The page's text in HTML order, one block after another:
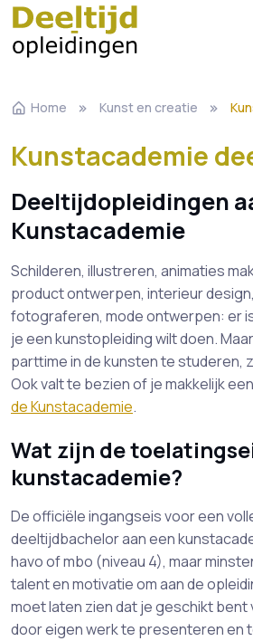
Home Kunst en creatie
Kunstacademie
Deeltijdopleidingen
Kunstacademie
Schilderen, illustreren, animaties
product ontwerpen, interieur
fotograferen, mode ontwerpen: er
je een kunstopleiding wilt doen.
parttime in de kunsten te studeren,
Ook valt te bezien of je makkelijk
de Kunstacademie.
Wat zijn de
kunstacademie?
De officiële ingangseis voor een
deeltijdbachelor aan een
havo of mbo (niveau 4), maar
talent en motivatie om aan de
moet laten zien dat je geschikt bent
door eigen werk te presenteren en